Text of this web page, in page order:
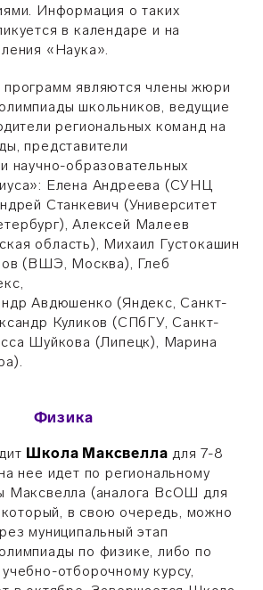
Информация о таких
в календаре и на
«Наука».
программ являются члены жюри
школьников, ведущие
региональных команд на
представители
научно-образовательных
Елена Андреева (СУНЦ
Станкевич (Университет
Алексей Малеев
область), Михаил Густокашин
(ВШЭ, Москва), Глеб
Авдюшенко (Яндекс, Санкт-
Куликов (СПбГУ, Санкт-
Шуйкова (Липецк), Марина
Физика
Школа Максвелла для 7-8
нее идет по региональному
Максвелла (аналога ВсОШ для
в свою очередь, можно
муниципальный этап
по физике, либо по
отборочному курсу,